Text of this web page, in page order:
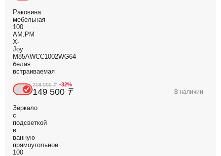
Раковина
мебельная
100
AM.PM
X-
Joy
M85AWCC1002WG64
белая
встраиваемая
В наличии
218 990₸ -32%
149 500 ₸
Зеркало
с
подсветкой
в
ванную
прямоугольное
100